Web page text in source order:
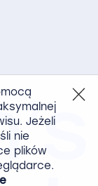
Jeżeli
nie
plików